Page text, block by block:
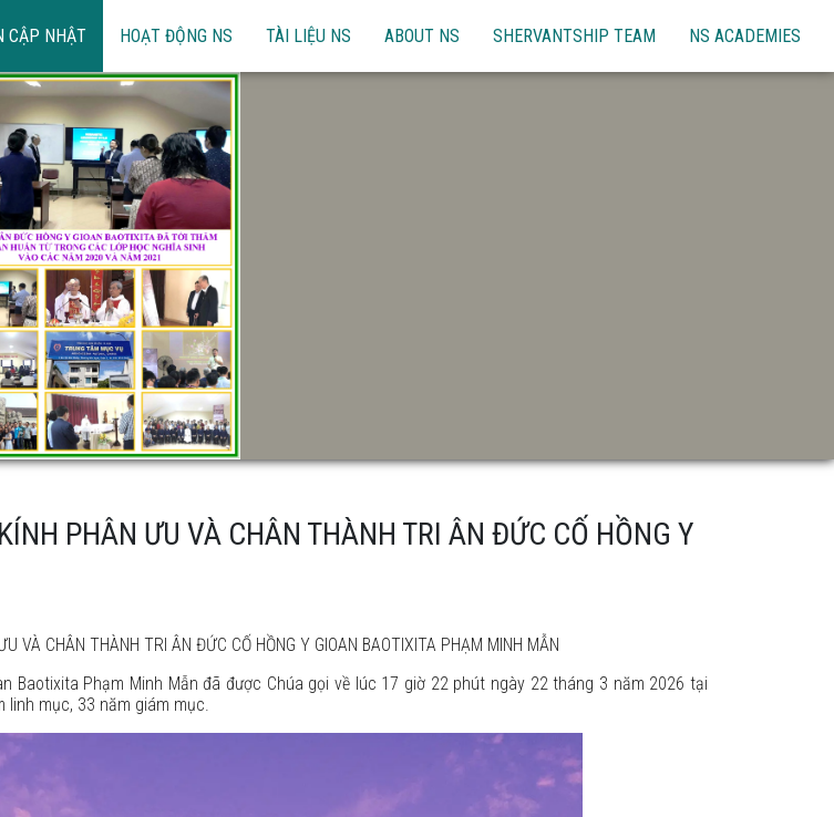
CẬP NHẬT HOẠT ĐỘNG NS TÀI LIỆU NS ABOUT NS SHERVANTSHIP TEAM NS ACADEMIES
PHÂN ƯU VÀ CHÂN THÀNH TRI ÂN ĐỨC CỐ HỒNG Y
VÀ CHÂN THÀNH TRI ÂN ĐỨC CỐ HỒNG Y GIOAN BAOTIXITA PHẠM MINH MẪN
Baotixita Phạm Minh Mẫn đã được Chúa gọi về lúc 17 giờ 22 phút ngày 22 tháng 3 năm 2026 tại
linh mục, 33 năm giám mục.